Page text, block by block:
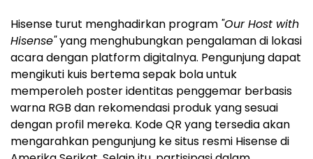
Hisense turut menghadirkan program "Our Host with
Hisense"yang menghubungkan pengalaman di lokasi
acara dengan platform digitalnya. Pengunjung dapat
mengikuti kuis bertema sepak bola untuk
memperoleh poster identitas penggemar berbasis
warna RGB dan rekomendasi produk yang sesuai
dengan profil mereka. Kode QR yang tersedia akan
mengarahkan pengunjung ke situs resmi Hisense di